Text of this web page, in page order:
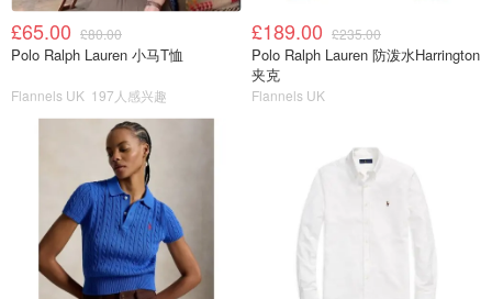
£65.00 £80.00
Polo Ralph Lauren 小马T恤
Flannels UK 197人感兴趣
£189.00 £235.00
Polo Ralph Lauren 防泼水Harrington
夹克
Flannels UK